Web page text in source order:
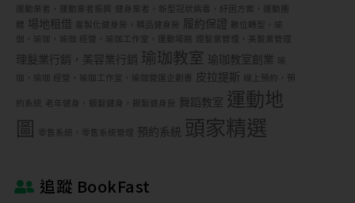
運動業者，運動業者振興
健身業者，新型冠狀病毒，紓困方案，運動團
場地租借 客製化健身房，精品健身房 履約保證
數位轉型，瑜
伽，瑜珈，瑜珈 經營，瑜珈工作室，運動場館
理髮業管理，美髮業管理
理髮業行銷，美容業行銷 瑜珈教室 瑜珈教室創業
珈，瑜珈 經營，瑜珈工作室，瑜珈營運企劃書
皮拉提斯 線上預約，預
約系統 老年健身，銀髮健身，銀髮健身房 舞蹈教室 運動地
圖
零售系統，零售系統管理 預約系統 頭家精選
追蹤 BookFast